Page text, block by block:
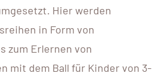
Hier werden
in Form von
zum Erlernen von
mit dem Ball für Kinder von 3-